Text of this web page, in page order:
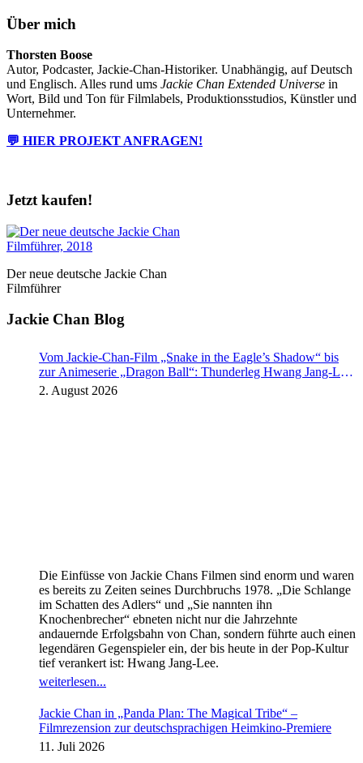
Über mich
Thorsten Boose
Autor, Podcaster, Jackie-Chan-Historiker. Unabhängig, auf Deutsch
und Englisch. Alles rund ums Jackie Chan Extended Universe in
Wort, Bild und Ton für Filmlabels, Produktionsstudios, Künstler und
Unternehmer.
💬 HIER PROJEKT ANFRAGEN!
Jetzt kaufen!
Der neue deutsche Jackie Chan
Filmführer
Jackie Chan Blog
Vom Jackie-Chan-Film „Snake in the Eagle’s Shadow“ bis
zur Animeserie „Dragon Ball“: Thunderleg Hwang Jang-Lee
tritt globale Rechteoffensive los
2. August 2026
Die Einfüsse von Jackie Chans Filmen sind enorm und waren
es bereits zu Zeiten seines Durchbruchs 1978. „Die Schlange
im Schatten des Adlers“ und „Sie nannten ihn
Knochenbrecher“ ebneten nicht nur die Jahrzehnte
andauernde Erfolgsbahn von Chan, sondern führte auch einen
legendären Gegenspieler ein, der bis heute in der Pop-Kultur
tief verankert ist: Hwang Jang-Lee.
weiterlesen...
Jackie Chan in „Panda Plan: The Magical Tribe“ –
Filmrezension zur deutschsprachigen Heimkino-Premiere
11. Juli 2026